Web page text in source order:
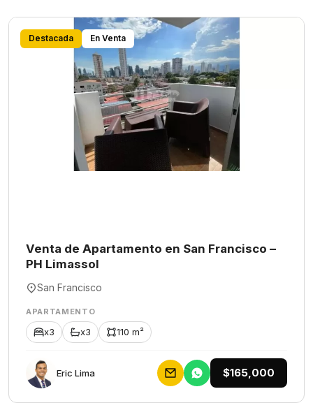
Destacada En Venta
Venta de Apartamento en San Francisco –
PH Limassol
San Francisco
APARTAMENTO
x3 x3 110 m²
Eric Lima $165,000